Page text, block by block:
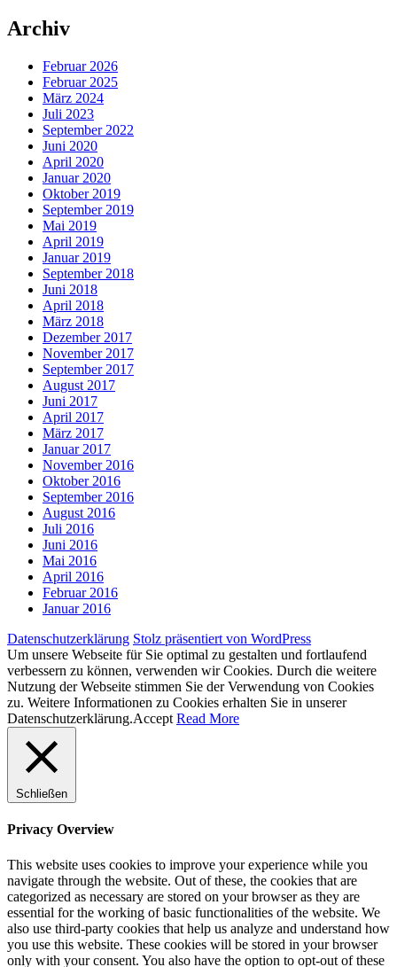
Archiv
Februar 2026
Februar 2025
März 2024
Juli 2023
September 2022
Juni 2020
April 2020
Januar 2020
Oktober 2019
September 2019
Mai 2019
April 2019
Januar 2019
September 2018
Juni 2018
April 2018
März 2018
Dezember 2017
November 2017
September 2017
August 2017
Juni 2017
April 2017
März 2017
Januar 2017
November 2016
Oktober 2016
September 2016
August 2016
Juli 2016
Juni 2016
Mai 2016
April 2016
Februar 2016
Januar 2016
Datenschutzerklärung Stolz präsentiert von WordPress
Um unsere Webseite für Sie optimal zu gestalten und fortlaufend
verbessern zu können, verwenden wir Cookies. Durch die weitere
Nutzung der Webseite stimmen Sie der Verwendung von Cookies
zu. Weitere Informationen zu Cookies erhalten Sie in unserer
Datenschutzerklärung.Accept Read More
Schließen
Privacy Overview
This website uses cookies to improve your experience while you
navigate through the website. Out of these, the cookies that are
categorized as necessary are stored on your browser as they are
essential for the working of basic functionalities of the website. We
also use third-party cookies that help us analyze and understand how
you use this website. These cookies will be stored in your browser
only with your consent. You also have the option to opt-out of these